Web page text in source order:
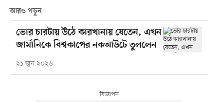
আরও পড়ুন
ভোর চারটায় উঠে কারখানায় যেতেন, এখন
জার্মানিকে বিশ্বকাপের নকআউটে তুললেন
২১ জুন ২০২৬